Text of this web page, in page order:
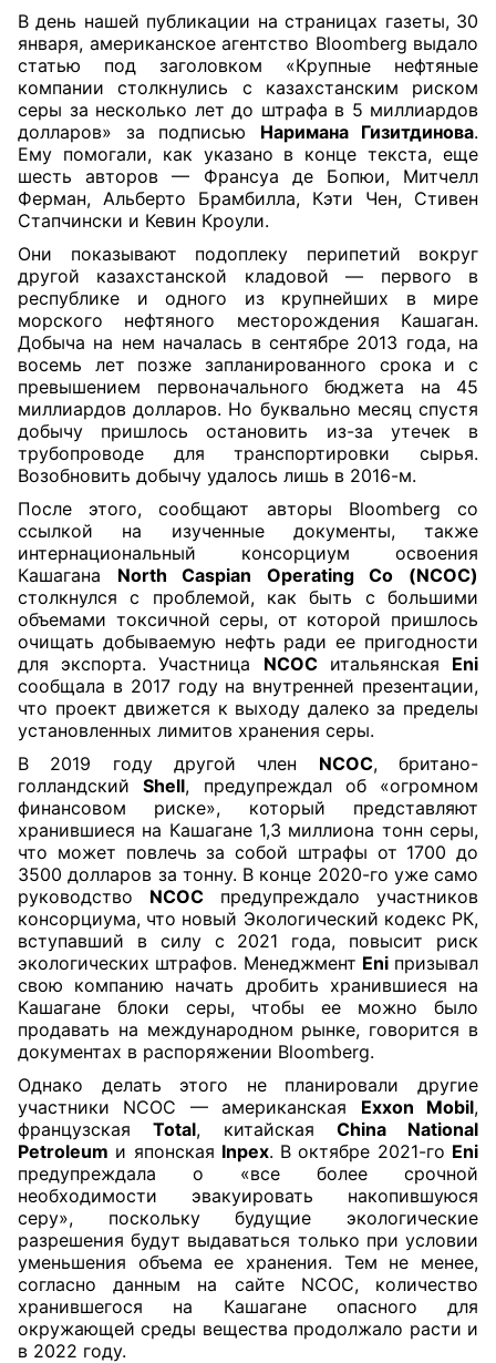
В день нашей публикации на страницах газеты, 30
января, американское агентство Bloomberg выдало
статью под заголовком «Крупные нефтяные
компании столкнулись с казахстанским риском
серы за несколько лет до штрафа в 5 миллиардов
долларов» за подписью Наримана Гизитдинова.
Ему помогали, как указано в конце текста, еще
шесть авторов — Франсуа де Бопюи, Митчелл
Ферман, Альберто Брамбилла, Кэти Чен, Стивен
Стапчински и Кевин Кроули.
Они показывают подоплеку перипетий вокруг
другой казахстанской кладовой — первого в
республике и одного из крупнейших в мире
морского нефтяного месторождения Кашаган.
Добыча на нем началась в сентябре 2013 года, на
восемь лет позже запланированного срока и с
превышением первоначального бюджета на 45
миллиардов долларов. Но буквально месяц спустя
добычу пришлось остановить из-за утечек в
трубопроводе для транспортировки сырья.
Возобновить добычу удалось лишь в 2016-м.
После этого, сообщают авторы Bloomberg со
ссылкой на изученные документы, также
интернациональный консорциум освоения
Кашагана North Caspian Operating Cо (NCOC)
столкнулся с проблемой, как быть с большими
объемами токсичной серы, от которой пришлось
очищать добываемую нефть ради ее пригодности
для экспорта. Участница NCOCитальянская Eni
сообщала в 2017 году на внутренней презентации,
что проект движется к выходу далеко за пределы
установленных лимитов хранения серы.
В 2019 году другой член NCOC, британо-
голландскийShell, предупреждал об «огромном
финансовом риске», который представляют
хранившиеся на Кашагане 1,3 миллиона тонн серы,
что может повлечь за собой штрафы от 1700 до
3500 долларов за тонну. В конце 2020-го уже само
руководство NCOC предупреждало участников
консорциума, что новый Экологический кодекс РК,
вступавший в силу с 2021 года, повысит риск
экологических штрафов. Менеджмент Eniпризывал
свою компанию начать дробить хранившиеся на
Кашагане блоки серы, чтобы ее можно было
продавать на международном рынке, говорится в
документах в распоряжении Bloomberg.
Однако делать этого не планировали другие
участники NCOC — американская Exxon Mobil,
французскаяTotal, китайская China National
Petroleum и японская Inpex. В октябре 2021-го Eni
предупреждала о «все более срочной
необходимости эвакуировать накопившуюся
серу», поскольку будущие экологические
разрешения будут выдаваться только при условии
уменьшения объема ее хранения. Тем не менее,
согласно данным на сайте NCOC, количество
хранившегося на Кашагане опасного для
окружающей среды вещества продолжало расти и
в 2022 году.